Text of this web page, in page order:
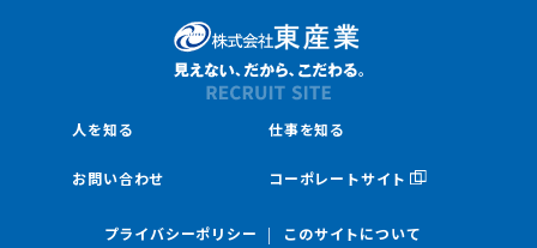
人を知る 仕事を知る
お問い合わせ コーポレートサイト
プライバシーポリシー このサイトについて